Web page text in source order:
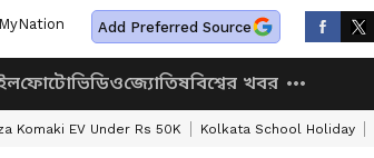
MyNation Add Preferred Source
ফোটোভিডিওজ্যোতিষবিশ্বের খবর
Komaki EV Under Rs 50K Kolkata School Holiday